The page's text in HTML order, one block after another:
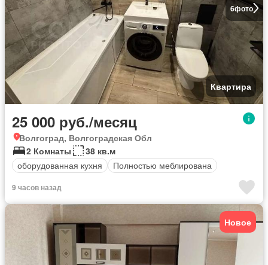
6фото
Квартира
25 000 руб./месяц
Волгоград, Волгоградская Обл
2 Комнаты
38 кв.м
оборудованная кухня
Полностью меблирована
9 часов назад
Новое